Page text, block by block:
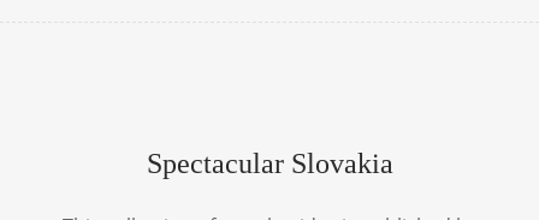
Spectacular Slovakia